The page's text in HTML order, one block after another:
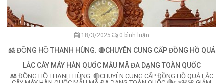
18/3/2025 0 bình luận
🎎 ĐỒNG HỒ THANH HÙNG. 🔴CHUYÊN CUNG CẤP ĐỒNG HỒ QUẢ
LẮC CÂY MÁY HÀN QUỐC MẪU MÃ ĐA DẠNG TOÀN QUỐC
🎎 ĐỒNG HỒ THANH HÙNG. 🔴CHUYÊN CUNG CẤP ĐỒNG HỒ QUẢ LẮC